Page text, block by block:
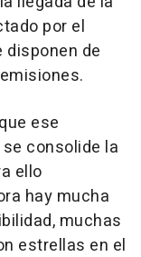
por el
de
ese
consolide la
ello
hay mucha
muchas
estrellas en el